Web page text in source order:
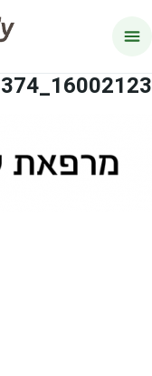
16002123_LOGO_HANUYUT_376X1374